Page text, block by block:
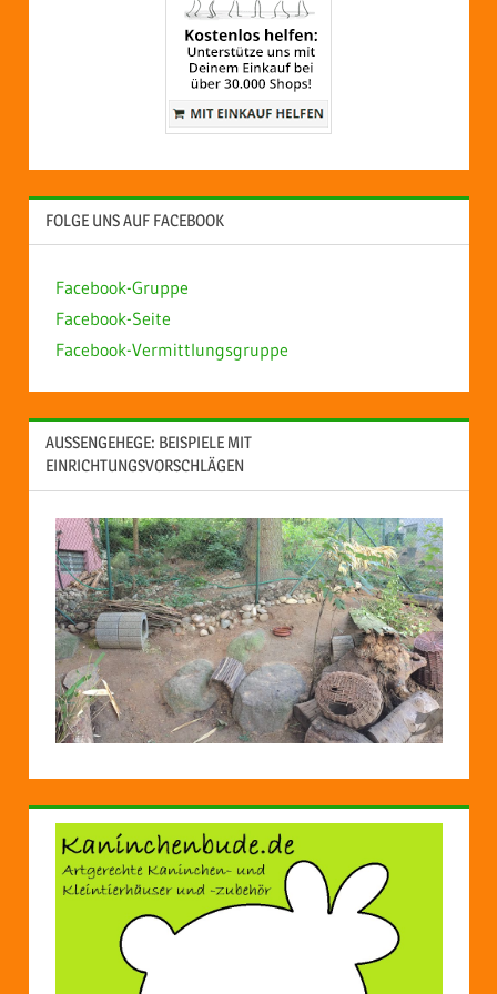
FOLGE UNS AUF FACEBOOK
Facebook-Gruppe
Facebook-Seite
Facebook-Vermittlungsgruppe
AUSSENGEHEGE: BEISPIELE MIT E
INRICHTUNGSVORSCHLÄGEN